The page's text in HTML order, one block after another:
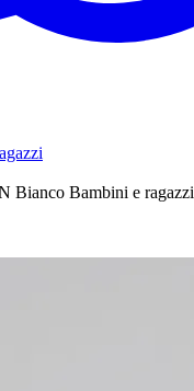
Bianco Bambini e ragazzi